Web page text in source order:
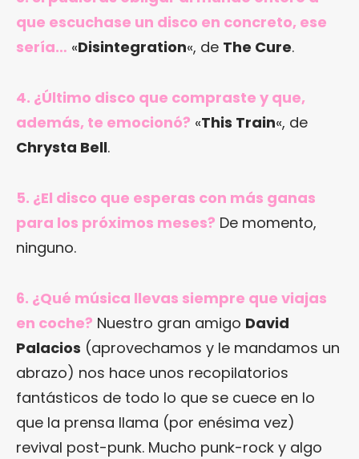
que escuchase un disco en concreto, ese
sería… «Disintegration«, de The Cure.
4. ¿Último disco que compraste y que,
además, te emocionó? «This Train«, de
Chrysta Bell.
5. ¿El disco que esperas con más ganas
para los próximos meses? De momento,
ninguno.
6. ¿Qué música llevas siempre que viajas
en coche? Nuestro gran amigo David
Palacios (aprovechamos y le mandamos un
abrazo) nos hace unos recopilatorios
fantásticos de todo lo que se cuece en lo
que la prensa llama (por enésima vez)
revival post-punk. Mucho punk-rock y algo